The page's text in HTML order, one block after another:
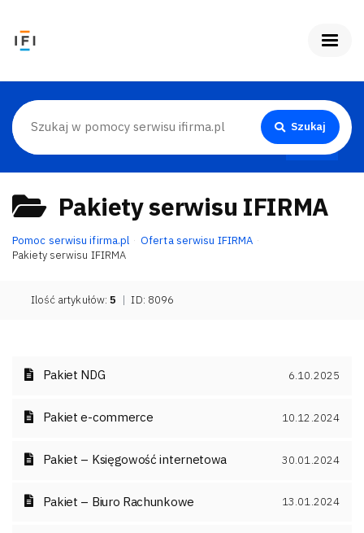
Szukaj
Pakiety serwisu IFIRMA
Pomoc serwisu ifirma.pl
Oferta serwisu IFIRMA
Pakiety serwisu IFIRMA
Ilość artykułów:5 | ID: 8096
Pakiet NDG 6.10.2025
Pakiet e-commerce 10.12.2024
Pakiet – Księgowość internetowa 30.01.2024
Pakiet – Biuro Rachunkowe 13.01.2024